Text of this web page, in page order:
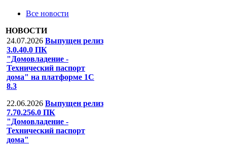
Все новости
НОВОСТИ
24.07.2026 Выпущен релиз
3.0.40.0 ПК
"Домовладение -
Технический паспорт
дома" на платформе 1С
8.3
22.06.2026 Выпущен релиз
7.70.256.0 ПК
"Домовладение -
Технический паспорт
дома"